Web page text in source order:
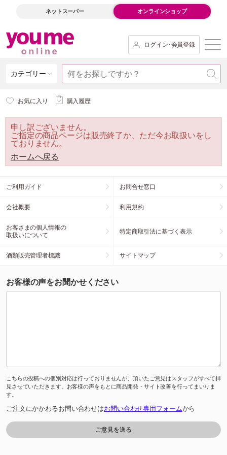
ネットスーパー オンラインショップ
ログイン･会員登録
カテゴリー
お気に入り 購入履歴
申し訳ございません。
ご指定の商品ページは販売終了か、ただ今お取扱いをし
ておりません。
ホームへ戻る
ご利用ガイド お問合せ窓口
会社概要 利用規約
お客さまの個人情報の
取扱いについて
特定商取引法に基づく表示
酒類販売管理者標識 サイトマップ
お客様の声をお聞かせください
こちらの投稿への個別対応は行っておりませんが、頂いたご意見はスタッフがすべて拝
見させていただきます。お客様の声をもとに商品開発・サイト改善を行ってまいりま
す。
ご注文にかかわるお問い合わせはお問い合わせ専用フォームから